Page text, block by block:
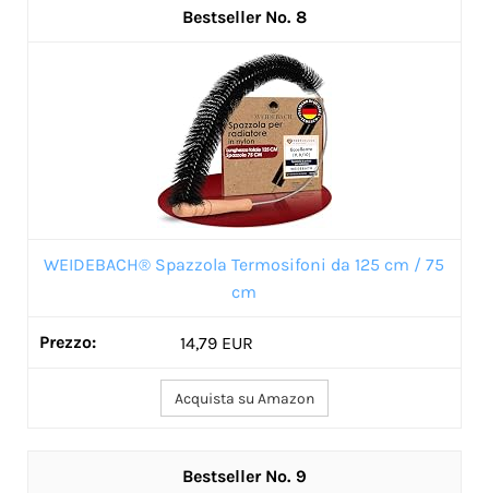
8
WEIDEBACH® Spazzola Termosifoni da 125 cm / 75
cm
14,79 EUR
Acquista su Amazon
9